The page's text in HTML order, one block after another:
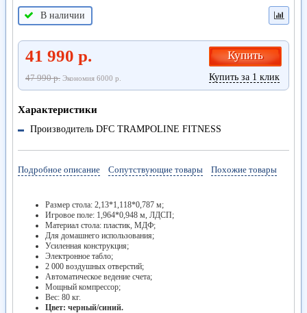
В наличии
41 990 р.
47 990 р. Экономия 6000 р.
Купить
Купить за 1 клик
Характеристики
Производитель DFC TRAMPOLINE FITNESS
Подробное описание Сопутствующие товары Похожие товары
Размер стола: 2,13*1,118*0,787 м;
Игровое поле: 1,964*0,948 м, ЛДСП;
Материал стола: пластик, МДФ;
Для домашнего использования;
Усиленная конструкция;
Электронное табло;
2 000 воздушных отверстий;
Автоматическое ведение счета;
Мощный компрессор;
Вес: 80 кг.
Цвет: черный/синий.